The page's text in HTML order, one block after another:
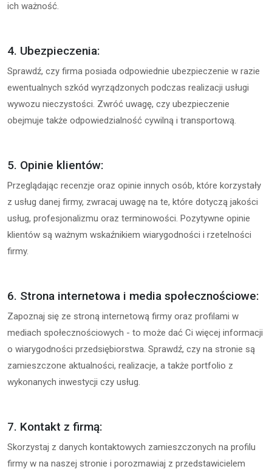
ich ważność.
4. Ubezpieczenia:
Sprawdź, czy firma posiada odpowiednie ubezpieczenie w razie
ewentualnych szkód wyrządzonych podczas realizacji usługi
wywozu nieczystości. Zwróć uwagę, czy ubezpieczenie
obejmuje także odpowiedzialność cywilną i transportową.
5. Opinie klientów:
Przeglądając recenzje oraz opinie innych osób, które korzystały
z usług danej firmy, zwracaj uwagę na te, które dotyczą jakości
usług, profesjonalizmu oraz terminowości. Pozytywne opinie
klientów są ważnym wskaźnikiem wiarygodności i rzetelności
firmy.
6. Strona internetowa i media społecznościowe:
Zapoznaj się ze stroną internetową firmy oraz profilami w
mediach społecznościowych - to może dać Ci więcej informacji
o wiarygodności przedsiębiorstwa. Sprawdź, czy na stronie są
zamieszczone aktualności, realizacje, a także portfolio z
wykonanych inwestycji czy usług.
7. Kontakt z firmą:
Skorzystaj z danych kontaktowych zamieszczonych na profilu
firmy w na naszej stronie i porozmawiaj z przedstawicielem